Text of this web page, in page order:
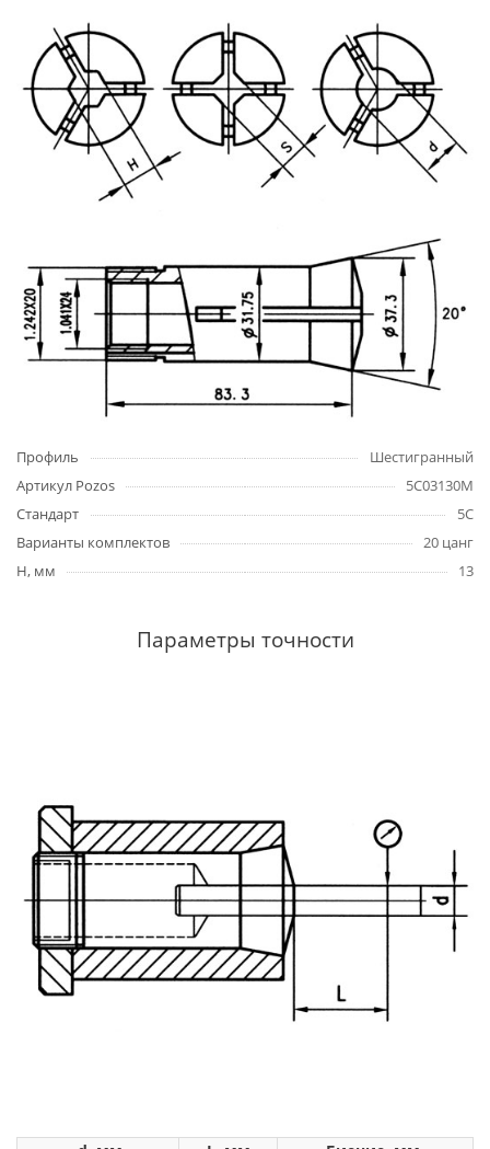
Профиль
Шестигранный
Артикул Pozos
5C03130M
Стандарт
5C
Варианты комплектов
20 цанг
H, мм
13
Параметры точности